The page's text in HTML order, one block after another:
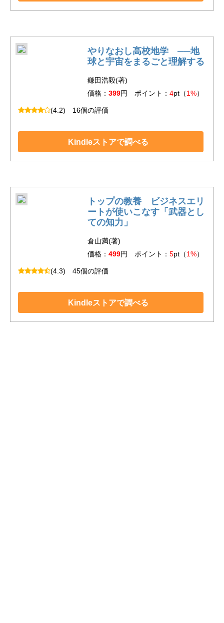
やりなおし高校地学 ──地
球と宇宙をまるごと理解する
鎌田浩毅(著)
価格： 399円 ポイント： 4pt（1%）
(4.2) 16個の評価
Kindleストアで調べる
トップの教養 ビジネスエリ
ートが使いこなす「武器とし
ての知力」
倉山満(著)
価格： 499円 ポイント： 5pt（1%）
(4.3) 45個の評価
Kindleストアで調べる